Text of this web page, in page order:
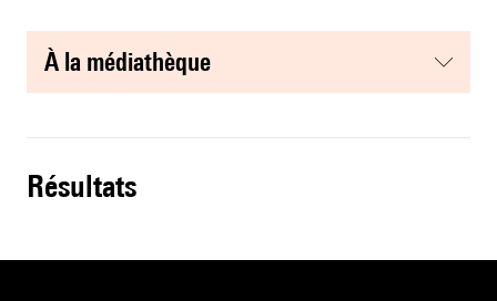
à la médiathèque
résultats